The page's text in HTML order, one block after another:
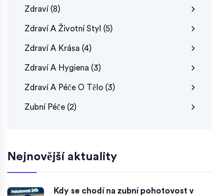
Zdraví (8)
Zdraví A Životní Styl (5)
Zdraví A Krása (4)
Zdraví A Hygiena (3)
Zdraví A Péče O Tělo (3)
Zubní Péče (2)
Nejnovější aktuality
Kdy se chodí na zubní pohotovost v